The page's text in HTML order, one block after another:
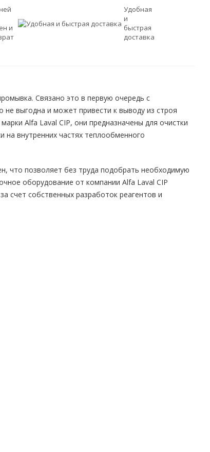
и
Удобная
и
быстрая
доставка
Связано это в первую очередь с
не выгодна и может привести к выводу из строя
Alfa Laval CIP, они предназначены для очистки
внутренних частях теплообменного
что позволяет без труда подобрать необходимую
оборудование от компании Alfa Laval CIP
счет собственных разработок реагентов и